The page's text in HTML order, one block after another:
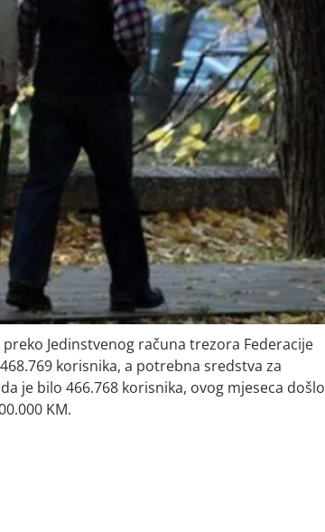
Jedinstvenog računa trezora Federacije
korisnika, a potrebna sredstva za
je bilo 466.768 korisnika, ovog mjeseca došlo
KM.